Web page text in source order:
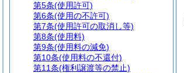
第5条(使用許可)
第6条(使用の不許可)
第7条(使用許可の取消し等)
第8条(使用料)
第9条(使用料の減免)
第10条(使用料の不還付)
第11条(権利譲渡等の禁止)